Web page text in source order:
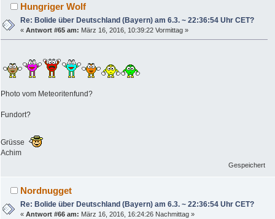
Hungriger Wolf
Re: Bolide über Deutschland (Bayern) am 6.3. ~ 22:36:54 Uhr CET?
«Antwort #65 am: März 16, 2016, 10:39:22 Vormittag »
Photo vom Meteoritenfund?
Fundort?
Grüsse
Achim
Gespeichert
Nordnugget
Re: Bolide über Deutschland (Bayern) am 6.3. ~ 22:36:54 Uhr CET?
«Antwort #66 am: März 16, 2016, 16:24:26 Nachmittag »